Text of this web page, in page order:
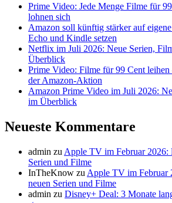
Prime Video: Jede Menge Filme für
lohnen sich
Amazon soll künftig stärker auf
Echo und Kindle setzen
Netflix im Juli 2026: Neue Serien,
Überblick
Prime Video: Filme für 99 Cent
der Amazon-Aktion
Amazon Prime Video im Juli 2026:
im Überblick
Neueste Kommentare
admin zu Apple TV im Februar 2026:
Serien und Filme
InTheKnow zu Apple TV im Februar
neuen Serien und Filme
admin zu Disney+ Deal: 3 Monate